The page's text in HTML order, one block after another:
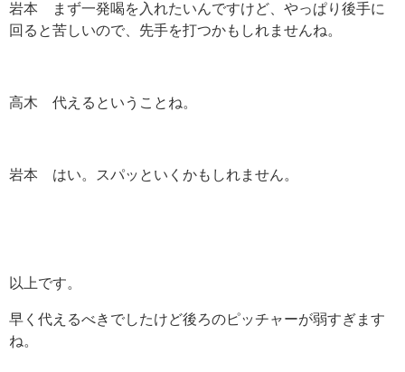
岩本 まず一発喝を入れたいんですけど、やっぱり後手に
回ると苦しいので、先手を打つかもしれませんね。
高木 代えるということね。
岩本 はい。スパッといくかもしれません。
以上です。
早く代えるべきでしたけど後ろのピッチャーが弱すぎます
ね。